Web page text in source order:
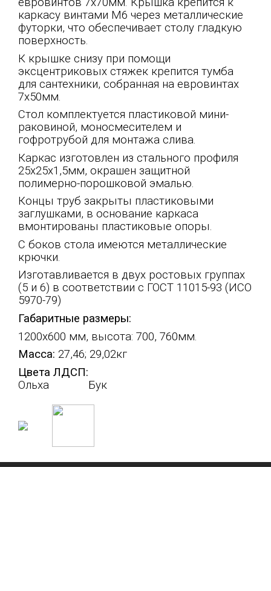
каркасу винтами М6 через металлические
футорки, что обеспечивает столу гладкую
поверхность.
К крышке снизу при помощи
эксцентриковых стяжек крепится тумба
для сантехники, собранная на евровинтах
7х50мм.
Стол комплектуется пластиковой мини-
раковиной, моносмесителем и
гофротрубой для монтажа слива.
Каркас изготовлен из стального профиля
25х25х1,5мм, окрашен защитной
полимерно-порошковой эмалью.
Концы труб закрыты пластиковыми
заглушками, в основание каркаса
вмонтированы пластиковые опоры.
С боков стола имеются металлические
крючки.
Изготавливается в двух ростовых группах
(5 и 6) в соответствии с ГОСТ 11015-93 (ИСО
5970-79)
Габаритные размеры:
1200х600 мм, высота: 700, 760мм.
Масса: 27,46; 29,02кг
Цвета ЛДСП:
Ольха Бук